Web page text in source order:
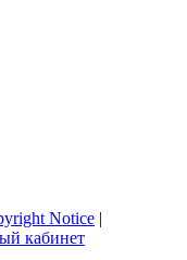
Notice |
кабинет